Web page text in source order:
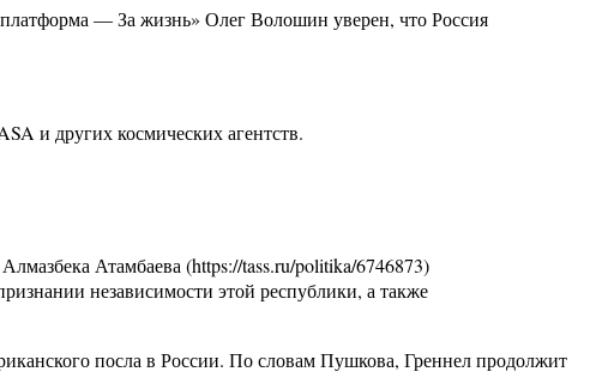
— За жизнь» Олег Волошин уверен, что Россия
и других космических агентств.
Атамбаева (https://tass.ru/politika/6746873)
независимости этой республики, а также
посла в России. По словам Пушкова, Греннел продолжит